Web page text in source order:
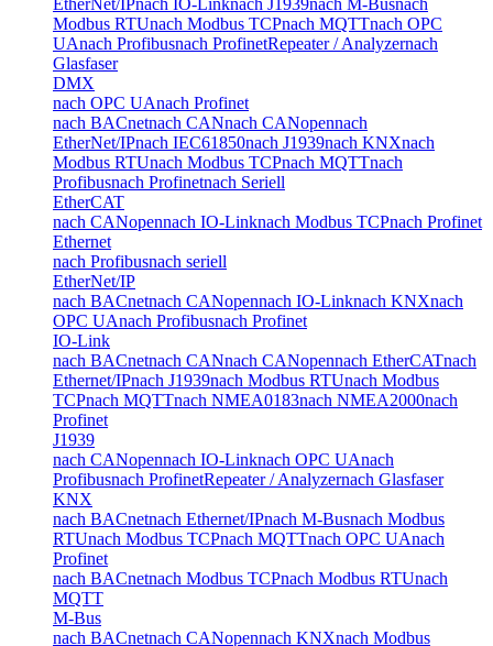
EtherNet/IPnach IO-Linknach J1939nach M-Busnach
Modbus RTUnach Modbus TCPnach MQTTnach OPC
UAnach Profibusnach ProfinetRepeater / Analyzernach
Glasfaser
DMX
nach OPC UAnach Profinet
nach BACnetnach CANnach CANopennach
EtherNet/IPnach IEC61850nach J1939nach KNXnach
Modbus RTUnach Modbus TCPnach MQTTnach
Profibusnach Profinetnach Seriell
EtherCAT
nach CANopennach IO-Linknach Modbus TCPnach Profinet
Ethernet
nach Profibusnach seriell
EtherNet/IP
nach BACnetnach CANopennach IO-Linknach KNXnach
OPC UAnach Profibusnach Profinet
IO-Link
nach BACnetnach CANnach CANopennach EtherCATnach
Ethernet/IPnach J1939nach Modbus RTUnach Modbus
TCPnach MQTTnach NMEA0183nach NMEA2000nach
Profinet
J1939
nach CANopennach IO-Linknach OPC UAnach
Profibusnach ProfinetRepeater / Analyzernach Glasfaser
KNX
nach BACnetnach Ethernet/IPnach M-Busnach Modbus
RTUnach Modbus TCPnach MQTTnach OPC UAnach
Profinet
nach BACnetnach Modbus TCPnach Modbus RTUnach
MQTT
M-Bus
nach BACnetnach CANopennach KNXnach Modbus